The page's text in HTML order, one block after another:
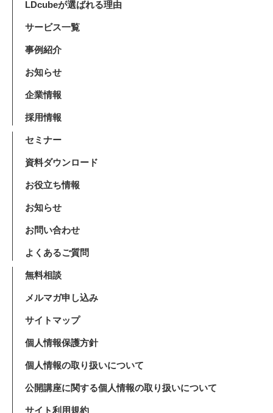
LDcubeが選ばれる理由
サービス一覧
事例紹介
お知らせ
企業情報
採用情報
セミナー
資料ダウンロード
お役立ち情報
お知らせ
お問い合わせ
よくあるご質問
無料相談
メルマガ申し込み
サイトマップ
個人情報保護方針
個人情報の取り扱いについて
公開講座に関する個人情報の取り扱いについて
サイト利用規約